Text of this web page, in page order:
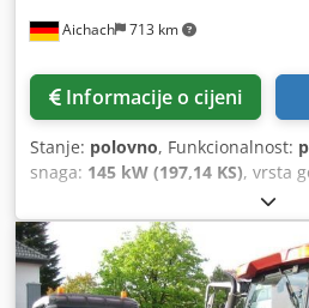
Aichach 713 km
Informacije o cijeni
Stanje: polovno, Funkcionalnost:
snaga: 145 kW (197,14 KS), vrsta
,
sati:8.000 h, Oprema:
podmazivanje, kabina, klima-